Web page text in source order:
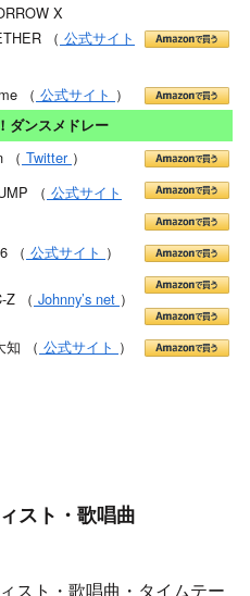
X
（ 公式サイト
（ 公式サイト ）
ダンスメドレー
（ Twitter ）
（ 公式サイト
（ 公式サイト ）
Z （ Johnny’s net ）
知 （ 公式サイト ）
スト・歌唱曲
スト・歌唱曲・タイムテー